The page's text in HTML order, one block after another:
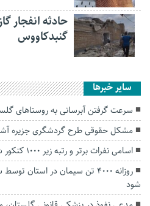
حادثه انفجار
گنبدکاووس
سایر خبرها
سرعت گرفتن آبرسانی به روستا‌های
مشکل حقوقی طرح گردشگری جزیره
اسامی نفرات برتر و رتبه‌ زیر ۱۰۰۰ کنکور شهرستان گنبدکاووس
روزانه 4000 تن سیمان در
شود